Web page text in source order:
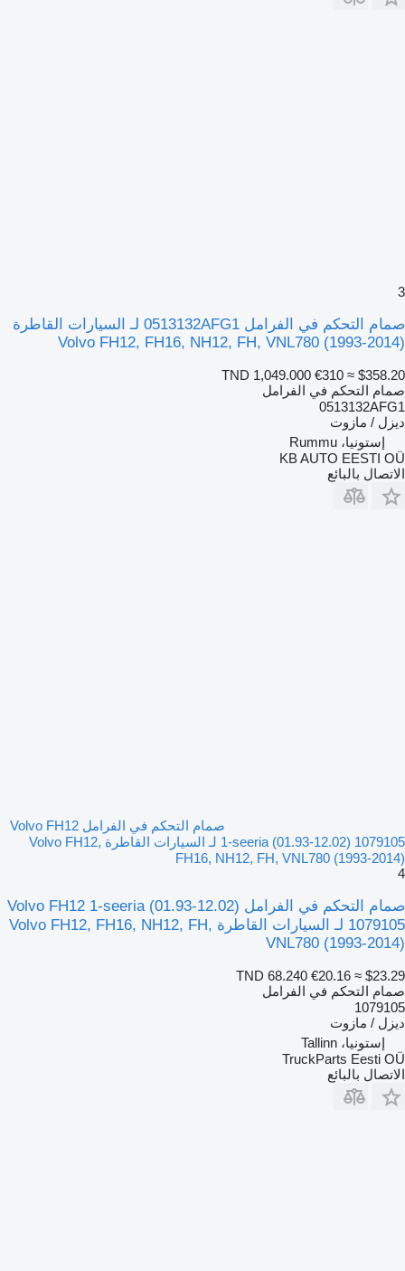
3
صمام التحكم في الفرامل 0513132AFG1 لـ السيارات القاطرة
Volvo FH12, FH16, NH12, FH, VNL780 (1993-2014)
TND 1,049.000 €310 ≈ $358.20
صمام التحكم في الفرامل
0513132AFG1
ديزل / مازوت
إستونيا، Rummu
KB AUTO EESTI OÜ
الاتصال بالبائع
صمام التحكم في الفرامل Volvo FH12
1-seeria (01.93-12.02) 1079105 لـ السيارات القاطرة Volvo FH12,
FH16, NH12, FH, VNL780 (1993-2014)
4
صمام التحكم في الفرامل Volvo FH12 1-seeria (01.93-12.02)
1079105 لـ السيارات القاطرة Volvo FH12, FH16, NH12, FH,
VNL780 (1993-2014)
TND 68.240 €20.16 ≈ $23.29
صمام التحكم في الفرامل
1079105
ديزل / مازوت
إستونيا، Tallinn
TruckParts Eesti OÜ
الاتصال بالبائع